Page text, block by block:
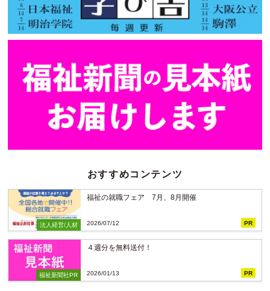
おすすめコンテンツ
法人経営/人材
福祉の就職フェア 7月、8月開催
2026/07/12 PR
福祉新聞社PR
４週分を無料送付！
2026/01/13 PR